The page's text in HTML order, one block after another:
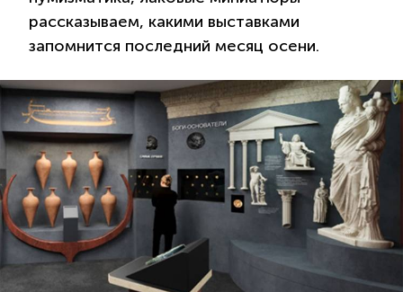
рассказываем, какими выставками
запомнится последний месяц осени.